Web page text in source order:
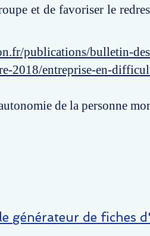
et de favoriser le
publications/bulletin-
2018/entreprise-en-
de la personne
générateur de fiches